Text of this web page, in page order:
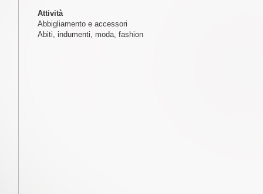
Attività
Abbigliamento e accessori
Abiti, indumenti, moda, fashion